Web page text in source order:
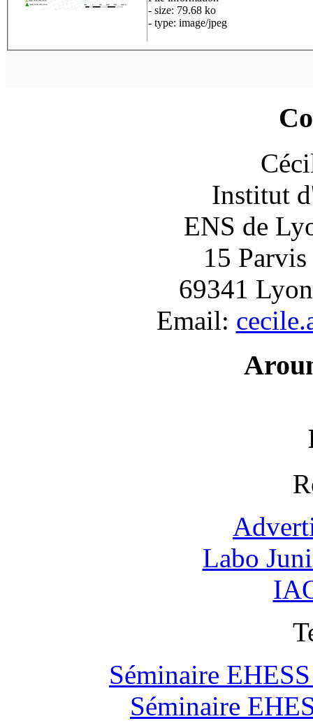
- size: 79.68 ko
- type: image/jpeg
Institut
ENS de
15 Parvis
69341
Email:
Labo
Séminaire
Séminaire